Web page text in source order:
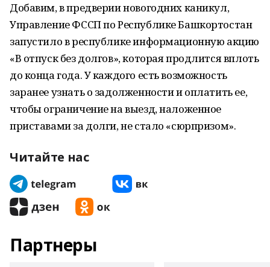
Добавим, в предверии новогодних каникул,
Управление ФССП по Республике Башкортостан
запустило в республике информационную акцию
«В отпуск без долгов», которая продлится вплоть
до конца года. У каждого есть возможность
заранее узнать о задолженности и оплатить ее,
чтобы ограничение на выезд, наложенное
приставами за долги, не стало «сюрпризом».
Читайте нас
Партнеры